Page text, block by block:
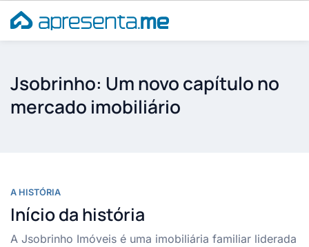
para
o
Jsobrinho: Um novo capítulo no
mercado imobiliário
A HISTÓRIA
Início da história
A Jsobrinho Imóveis é uma imobiliária familiar liderada